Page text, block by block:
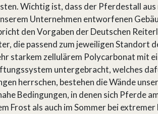
Wichtig ist, dass der Pferdestall
Unternehmen entworfenen
den Vorgaben der Deutschen
die passend zum jeweiligen Standort
starkem zellulärem Polycarbonat mit
untergebracht, welches
herrschen, bestehen die Wände
Bedingungen, in denen sich Pferde
Frost als auch im Sommer bei